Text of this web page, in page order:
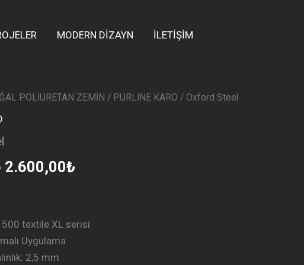
MODERN DİZAYN İLETİŞİM
POLİÜRETAN ZEMİN / PURLINE KARO / Oxford Steel
Orijinal
2.600,00₺
Şu
textile XL serisi
Uygulama
2,5 mm